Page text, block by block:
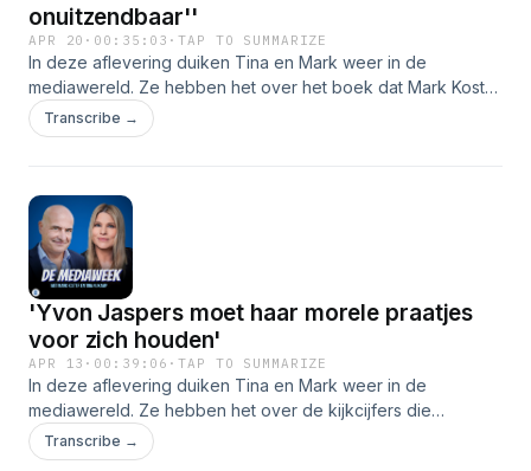
onuitzendbaar''
APR 20 · 00:35:03 ·TAP TO SUMMARIZE
In deze aflevering duiken Tina en Mark weer in de
mediawereld. Ze hebben het over het boek dat Mark Koster
schreef, geven een (uitgebreide) lofzang aan Adam Curry,
passeert Lale G&uuml;l de revue en kan NOS Sport leren
zijn weer van de partij.
Transcribe →
'Yvon Jaspers moet haar morele praatjes
voor zich houden'
APR 13 · 00:39:06 ·TAP TO SUMMARIZE
In deze aflevering duiken Tina en Mark weer in de
mediawereld. Ze hebben het over de kijkcijfers die
openbaar zijn geworden en wat dat betekent voor Tina.
Ook bespreken ze de situatie rond Yvon Jaspers bij KRO-
Transcribe →